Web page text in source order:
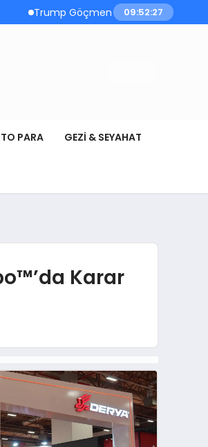
Trump Göçmen Kamyon Şoförleri Yerine
09:52:28
PARA GEZI & SEYAHAT
Karar